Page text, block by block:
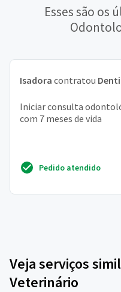
Esses são os
Isadora contratou
Iniciar consulta
com 7 meses de vida
Pedido atendido
Veja serviços
Veterinário